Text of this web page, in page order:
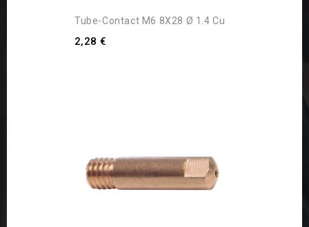
Tube-Contact M6 8X28 Ø 1.4 Cu
2,28 €